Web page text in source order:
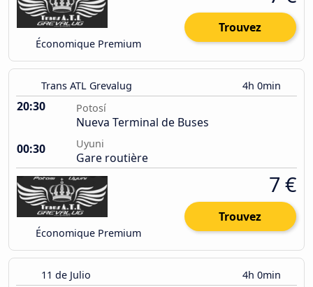
Économique Premium
Trouvez
Trans ATL Grevalug 4h 0min
20:30 Potosí
Nueva Terminal de Buses
00:30
Uyuni
Gare routière
Économique Premium
7 €
Trouvez
11 de Julio 4h 0min